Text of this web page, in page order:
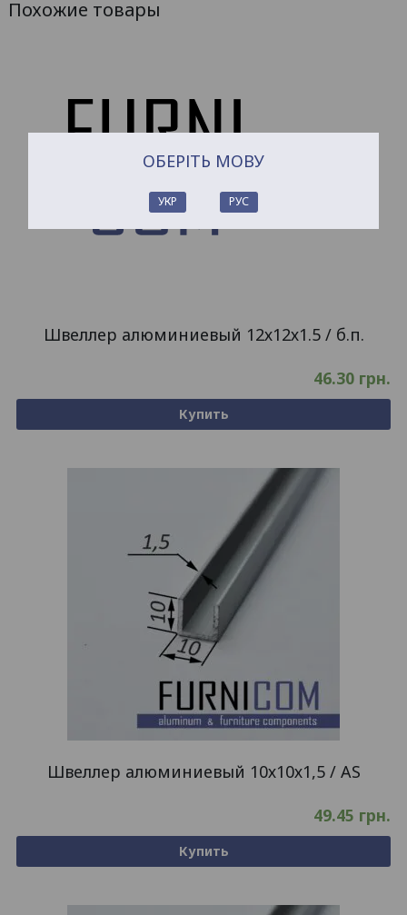
Похожие товары
Швеллер алюминиевый 12х12х1.5 / б.п.
46.30 грн.
Купить
Швеллер алюминиевый 10х10х1,5 / AS
49.45 грн.
Купить
ОБЕРІТЬ МОВУ
УКР РУС